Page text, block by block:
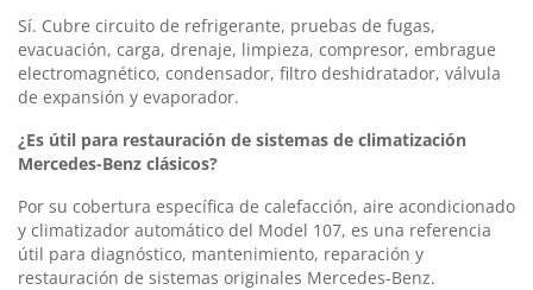
Sí. Cubre circuito de refrigerante, pruebas de fugas,
evacuación, carga, drenaje, limpieza, compresor, embrague
electromagnético, condensador, filtro deshidratador, válvula
de expansión y evaporador.
¿Es útil para restauración de sistemas de climatización
Mercedes-Benz clásicos?
Por su cobertura específica de calefacción, aire acondicionado
y climatizador automático del Model 107, es una referencia
útil para diagnóstico, mantenimiento, reparación y
restauración de sistemas originales Mercedes-Benz.